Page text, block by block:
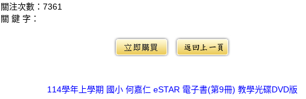
關注次數： 7361
關 鍵 字：
114學年上學期 國小 何嘉仁 eSTAR 電子書(第9冊) 教學光碟DVD版